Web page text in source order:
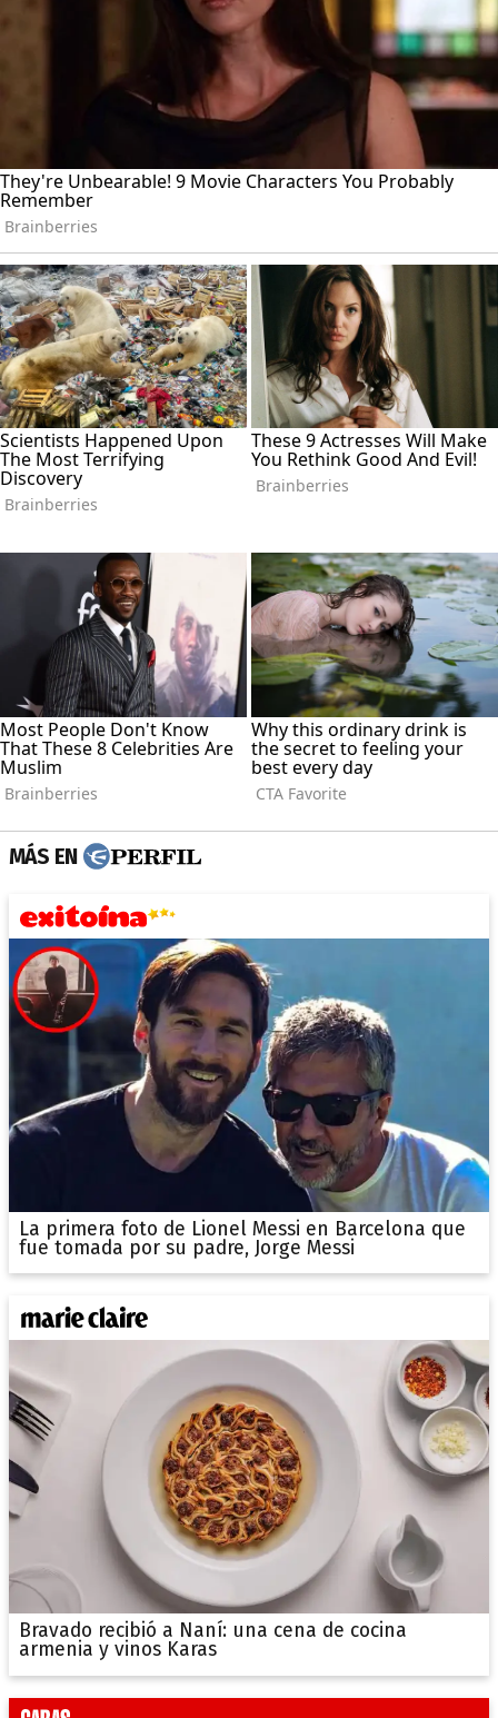
MÁS EN
La primera foto de Lionel Messi en Barcelona que
fue tomada por su padre, Jorge Messi
Bravado recibió a Naní: una cena de cocina
armenia y vinos Karas